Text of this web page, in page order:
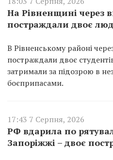
На Рівненщині через
постраждали двоє
В Рівненському районі
постраждали двоє
затримали за підозрою в
боєприпасами.
17:43 7 Серпня, 2026
РФ вдарила по
Запоріжжі – двоє